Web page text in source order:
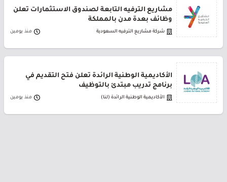
مشاريع الترفيه التابعة لصندوق الاستثمارات تعلن
وظائف بعدة مدن بالمملكة
شركة مشاريع الترفيه السعودية منذ يومين
الأكاديمية الوطنية الرائدة تعلن فتح التقديم في
برنامج تدريب مبتدئ بالتوظيف
الأكاديمية الوطنية الرائدة (لنا) منذ يومين